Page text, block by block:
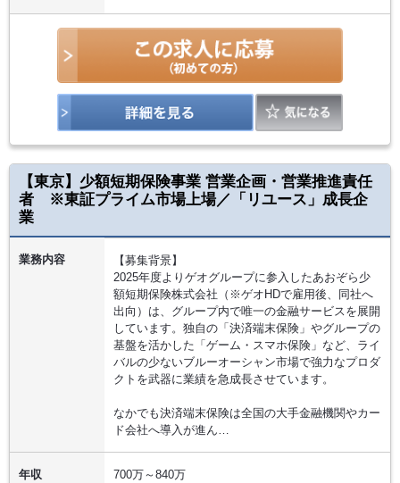
【東京】少額短期保険事業 営業企画・営業推進責任
者 ※東証プライム市場上場／「リユース」成長企
業
業務内容
【募集背景】
2025年度よりゲオグループに参入したあおぞら少
額短期保険株式会社（※ゲオHDで雇用後、同社へ
出向）は、グループ内で唯一の金融サービスを展開
しています。独自の「決済端末保険」やグループの
基盤を活かした「ゲーム・スマホ保険」など、ライ
バルの少ないブルーオーシャン市場で強力なプロダ
クトを武器に業績を急成長させています。
なかでも決済端末保険は全国の大手金融機関やカー
ド会社へ導入が進ん…
年収 700万～840万